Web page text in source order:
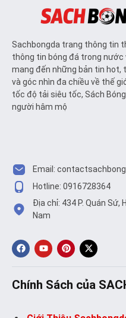
Sachbongda trang thông tin
thông tin bóng đá trong nước
mang đến những bản tin hot,
và góc nhìn đa chiều về thế
tốc độ tải siêu tốc, Sách
người hâm mộ
Email:
Hotline: 0916728364
Địa chỉ: 434 P. Quán Sứ,
Nam
Chính Sách của